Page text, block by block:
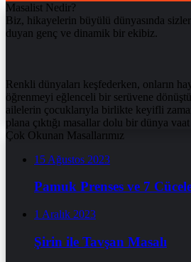
Masalist Nedir?
Biz, hikayelerin büyülü dünyasında
duyan genç ve dinamik bir ekibiz.
Renkli dünyaları keşfederken, onların
öğrenmeyi eğlenceli bir serüvene
ailelerin çocuklarıyla birlikte keyifli
plana çıktığı masallar dolu bir dünya
Çok Okunan Masallarımız
15 Ağustos 2023
Pamuk Prenses ve 7
1 Aralık 2023
Şirin ile Tavşan Masalı